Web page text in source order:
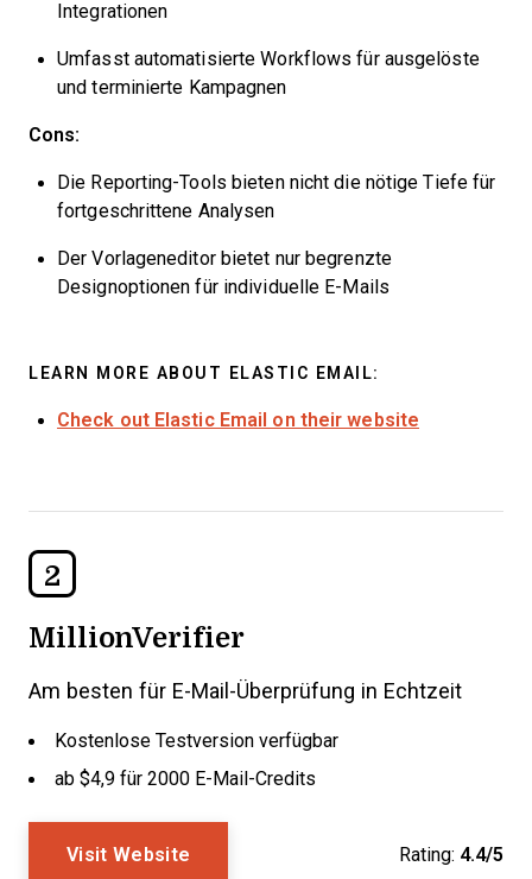
Integrationen
Umfasst automatisierte Workflows für ausgelöste
und terminierte Kampagnen
Cons:
Die Reporting-Tools bieten nicht die nötige Tiefe für
fortgeschrittene Analysen
Der Vorlageneditor bietet nur begrenzte
Designoptionen für individuelle E-Mails
LEARN MORE ABOUT ELASTIC EMAIL:
Check out Elastic Email on their website
2
MillionVerifier
Am besten für E-Mail-Überprüfung in Echtzeit
Kostenlose Testversion verfügbar
ab $4,9 für 2000 E-Mail-Credits
Visit Website Rating: 4.4/5